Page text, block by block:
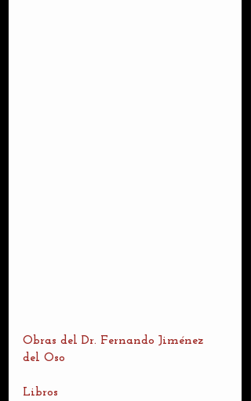
Obras del Dr. Fernando Jiménez
del Oso
Libros